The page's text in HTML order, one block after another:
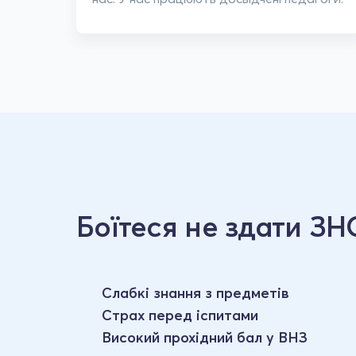
Боїтеся не здати
Слабкі знання з предметів
Страх перед іспитами
Високий прохідний бал у ВНЗ